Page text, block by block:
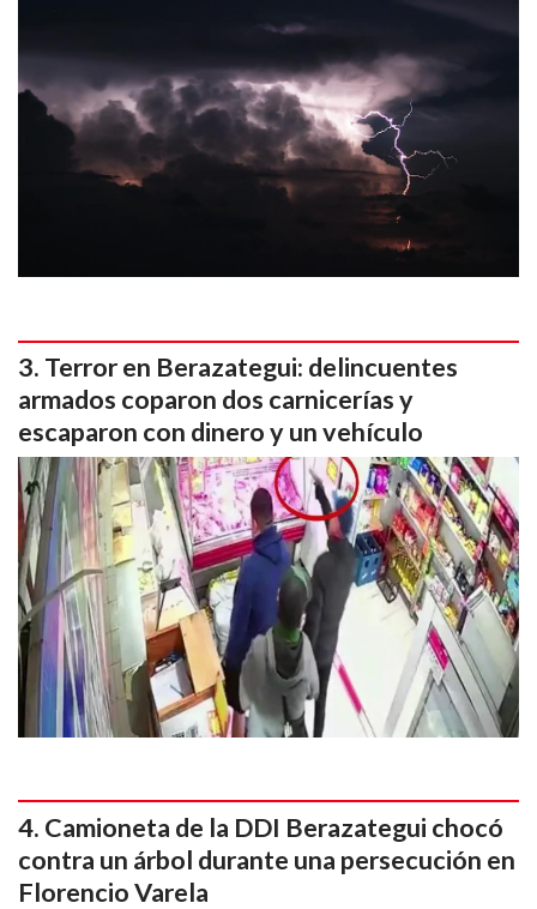
Terror en Berazategui: delincuentes
armados coparon dos carnicerías y
escaparon con dinero y un vehículo
Camioneta de la DDI Berazategui chocó
contra un árbol durante una persecución en
Florencio Varela